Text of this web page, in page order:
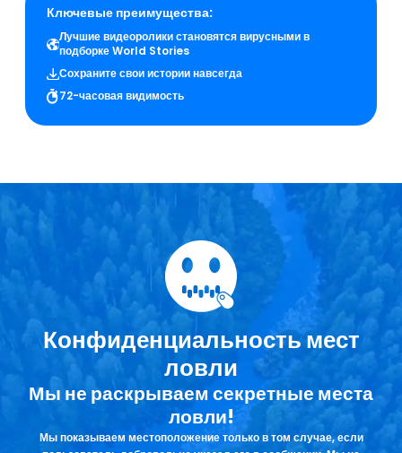
Ключевые преимущества:
Лучшие видеоролики становятся вирусными в
подборке World Stories
Сохраните свои истории навсегда
72-часовая видимость
Конфиденциальность мест
ловли
Мы не раскрываем секретные места
ловли!
Мы показываем местоположение только в том случае, если